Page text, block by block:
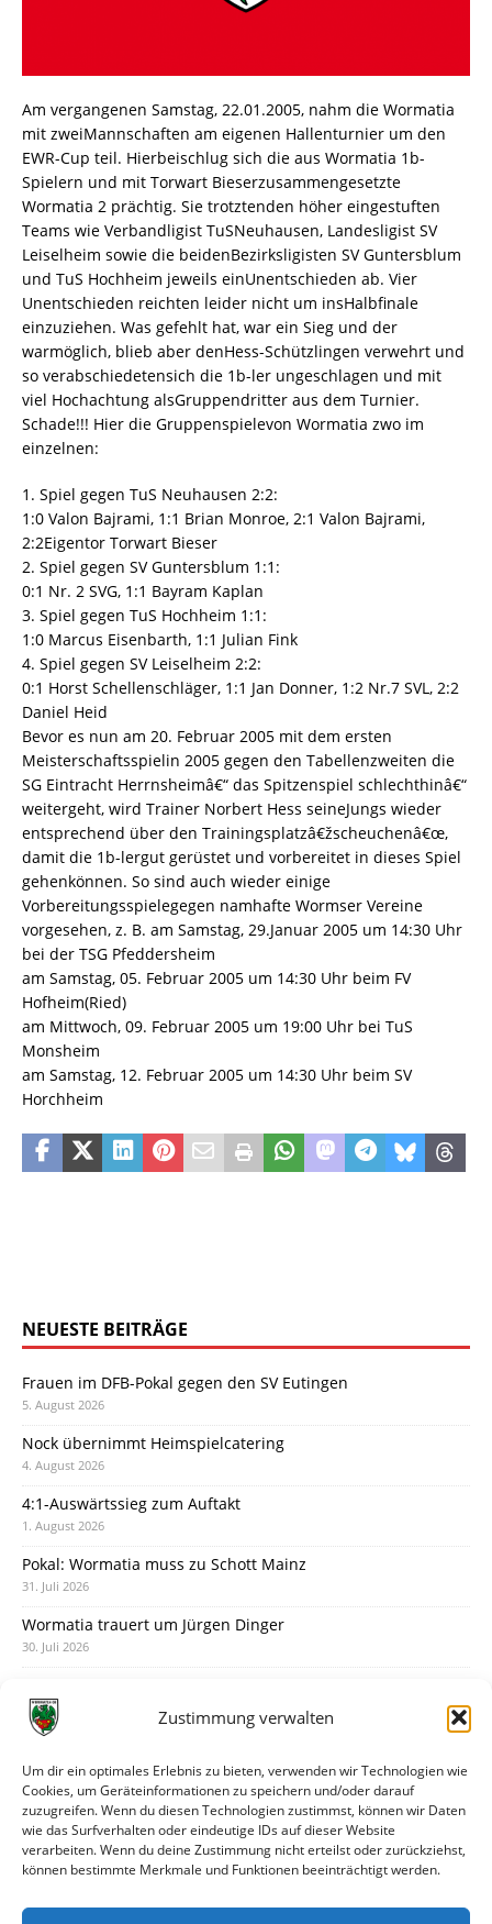
Zustimmung verwalten
Um dir ein optimales Erlebnis zu bieten, verwenden wir Technologien wie
Cookies, um Geräteinformationen zu speichern und/oder darauf
zuzugreifen. Wenn du diesen Technologien zustimmst, können wir Daten
wie das Surfverhalten oder eindeutige IDs auf dieser Website
verarbeiten. Wenn du deine Zustimmung nicht erteilst oder zurückziehst,
können bestimmte Merkmale und Funktionen beeinträchtigt werden.
Am vergangenen Samstag, 22.01.2005, nahm die Wormatia
mit zweiMannschaften am eigenen Hallenturnier um den
EWR-Cup teil. Hierbeischlug sich die aus Wormatia 1b-
Spielern und mit Torwart Bieserzusammengesetzte
Wormatia 2 prächtig. Sie trotztenden höher eingestuften
Teams wie Verbandligist TuSNeuhausen, Landesligist SV
Leiselheim sowie die beidenBezirksligisten SV Guntersblum
und TuS Hochheim jeweils einUnentschieden ab. Vier
Unentschieden reichten leider nicht um insHalbfinale
einzuziehen. Was gefehlt hat, war ein Sieg und der
warmöglich, blieb aber denHess-Schützlingen verwehrt und
so verabschiedetensich die 1b-ler ungeschlagen und mit
viel Hochachtung alsGruppendritter aus dem Turnier.
Schade!!! Hier die Gruppenspielevon Wormatia zwo im
einzelnen:
1. Spiel gegen TuS Neuhausen 2:2:
1:0 Valon Bajrami, 1:1 Brian Monroe, 2:1 Valon Bajrami,
2:2Eigentor Torwart Bieser
2. Spiel gegen SV Guntersblum 1:1:
0:1 Nr. 2 SVG, 1:1 Bayram Kaplan
3. Spiel gegen TuS Hochheim 1:1:
1:0 Marcus Eisenbarth, 1:1 Julian Fink
4. Spiel gegen SV Leiselheim 2:2:
0:1 Horst Schellenschläger, 1:1 Jan Donner, 1:2 Nr.7 SVL, 2:2
Daniel Heid
Bevor es nun am 20. Februar 2005 mit dem ersten
Meisterschaftsspielin 2005 gegen den Tabellenzweiten die
SG Eintracht Herrnsheimâ€“ das Spitzenspiel schlechthinâ€“
weitergeht, wird Trainer Norbert Hess seineJungs wieder
entsprechend über den Trainingsplatzâ€žscheuchenâ€œ,
damit die 1b-lergut gerüstet und vorbereitet in dieses Spiel
gehenkönnen. So sind auch wieder einige
Vorbereitungsspielegegen namhafte Wormser Vereine
vorgesehen, z. B. am Samstag, 29.Januar 2005 um 14:30 Uhr
bei der TSG Pfeddersheim
am Samstag, 05. Februar 2005 um 14:30 Uhr beim FV
Hofheim(Ried)
am Mittwoch, 09. Februar 2005 um 19:00 Uhr bei TuS
Monsheim
am Samstag, 12. Februar 2005 um 14:30 Uhr beim SV
Horchheim
NEUESTE BEITRÄGE
Frauen im DFB-Pokal gegen den SV Eutingen
5. August 2026
Nock übernimmt Heimspielcatering
4. August 2026
4:1-Auswärtssieg zum Auftakt
1. August 2026
Pokal: Wormatia muss zu Schott Mainz
31. Juli 2026
Wormatia trauert um Jürgen Dinger
30. Juli 2026
28. Juli 2026
28. Juli 2026
Neue Podcast-Folge: So tickt Björn!
27. Juli 2026
Eindrücke vom Stadionfest